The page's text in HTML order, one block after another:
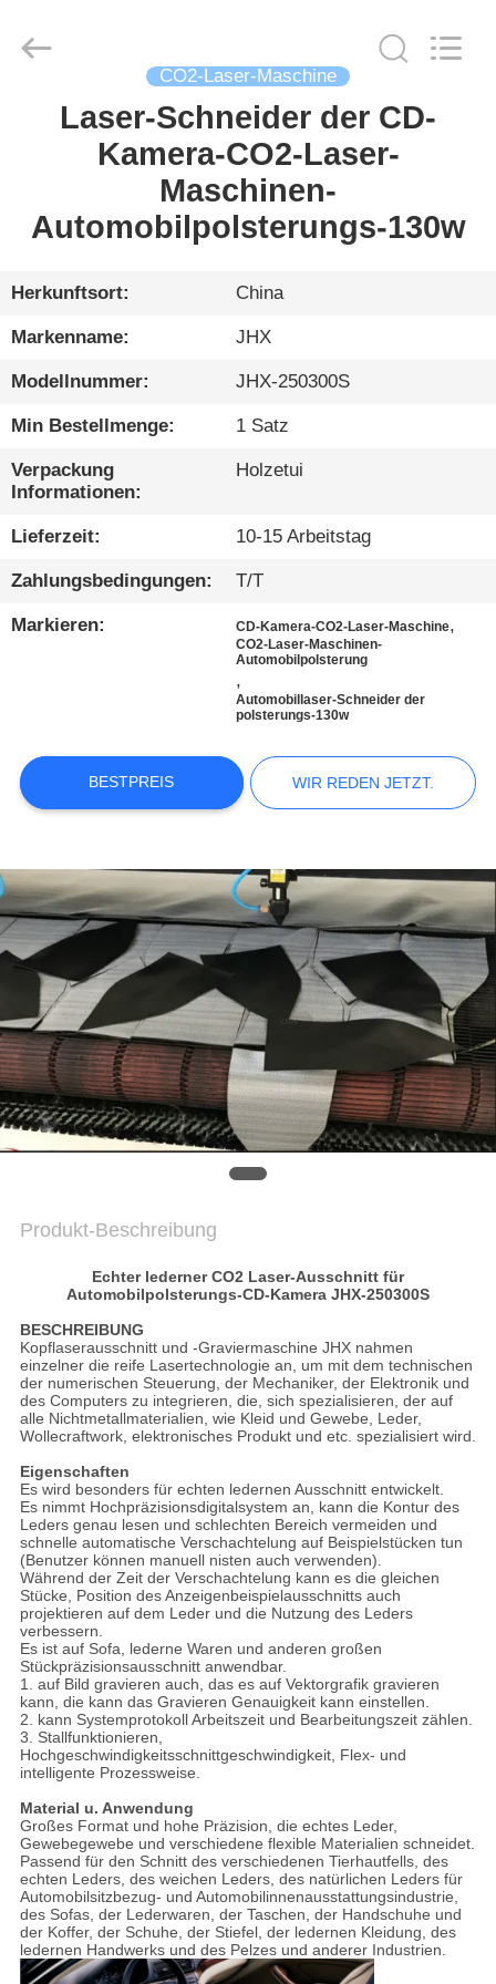
HEIM
PRODUKTE
UNS
QUALITÄTSKONTROLLE
KONTAKTIEREN
SIE
UNS
REDEN
JETZT.
NEWS
SITEMAP
PRIVACY
POLICY
Co.,Ltd.
CO2-Laser-Maschine
Laser-Schneider der CD-
Kamera-CO2-Laser-
Maschinen-
Automobilpolsterungs-130w
Herkunftsort: China
Markenname: JHX
Modellnummer: JHX-250300S
Min Bestellmenge: 1 Satz
Verpackung
Informationen:
Holzetui
Lieferzeit: 10-15 Arbeitstag
Zahlungsbedingungen: T/T
Markieren: CD-Kamera-CO2-Laser-Maschine,
CO2-Laser-Maschinen-
Automobilpolsterung
,
Automobillaser-Schneider der
polsterungs-130w
BESTPREIS WIR REDEN JETZT.
Produkt-Beschreibung
Echter lederner CO2 Laser-Ausschnitt für
Automobilpolsterungs-CD-Kamera JHX-250300S
BESCHREIBUNG
Kopflaserausschnitt und -Graviermaschine JHX nahmen
einzelner die reife Lasertechnologie an, um mit dem technischen
der numerischen Steuerung, der Mechaniker, der Elektronik und
des Computers zu integrieren, die, sich spezialisieren, der auf
alle Nichtmetallmaterialien, wie Kleid und Gewebe, Leder,
Wollecraftwork, elektronisches Produkt und etc. spezialisiert wird.
Eigenschaften
Es wird besonders für echten ledernen Ausschnitt entwickelt.
Es nimmt Hochpräzisionsdigitalsystem an, kann die Kontur des
Leders genau lesen und schlechten Bereich vermeiden und
schnelle automatische Verschachtelung auf Beispielstücken tun
(Benutzer können manuell nisten auch verwenden).
Während der Zeit der Verschachtelung kann es die gleichen
Stücke, Position des Anzeigenbeispielausschnitts auch
projektieren auf dem Leder und die Nutzung des Leders
verbessern.
Es ist auf Sofa, lederne Waren und anderen großen
Stückpräzisionsausschnitt anwendbar.
1. auf Bild gravieren auch, das es auf Vektorgrafik gravieren
kann, die kann das Gravieren Genauigkeit kann einstellen.
2. kann Systemprotokoll Arbeitszeit und Bearbeitungszeit zählen.
3. Stallfunktionieren,
Hochgeschwindigkeitsschnittgeschwindigkeit, Flex- und
intelligente Prozessweise.
Material u. Anwendung
Großes Format und hohe Präzision, die echtes Leder,
Gewebegewebe und verschiedene flexible Materialien schneidet.
Passend für den Schnitt des verschiedenen Tierhautfells, des
echten Leders, des weichen Leders, des natürlichen Leders für
Automobilsitzbezug- und Automobilinnenausstattungsindustrie,
des Sofas, der Lederwaren, der Taschen, der Handschuhe und
der Koffer, der Schuhe, der Stiefel, der ledernen Kleidung, des
ledernen Handwerks und des Pelzes und anderer Industrien.